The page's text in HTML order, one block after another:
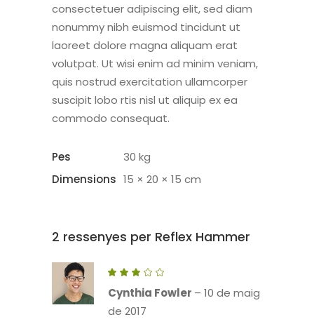
consectetuer adipiscing elit, sed diam
nonummy nibh euismod tincidunt ut
laoreet dolore magna aliquam erat
volutpat. Ut wisi enim ad minim veniam,
quis nostrud exercitation ullamcorper
suscipit lobo rtis nisl ut aliquip ex ea
commodo consequat.
Pes
30 kg
Dimensions 15 × 20 × 15 cm
2 ressenyes per Reflex Hammer
3
de
5
Cynthia Fowler – 10 de maig
de 2017